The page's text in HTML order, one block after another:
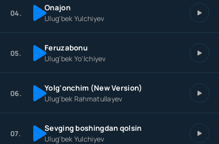
04. Onajon
Ulug'bek Yulchiyev
05. Feruzabonu
Ulug'bek Yo'lchiyev
06. Yolg'onchim (New Version)
Ulug'bek Rahmatullayev
07. Sevging boshingdan qolsin
Ulug'bek Yulchiyev